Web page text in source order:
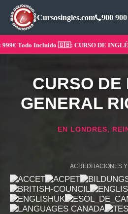
Cursosingles.com 900
Todo Incluido 🇬🇧: CURSO DE INGLÉS
CURSO DE
GENERAL
EN LONDRES,
ACREDITACIONES